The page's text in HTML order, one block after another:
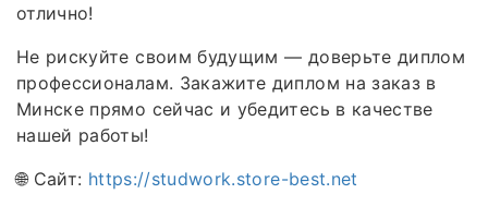
отлично!
Не рискуйте своим будущим — доверьте диплом
профессионалам. Закажите диплом на заказ в
Минске прямо сейчас и убедитесь в качестве
нашей работы!
🌐 Сайт: https://studwork.store-best.net